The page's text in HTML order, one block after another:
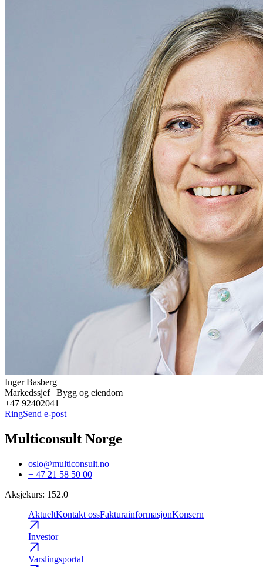
Inger Basberg
Markedssjef | Bygg og eiendom
+47 92402041
RingSend e-post
Multiconsult Norge
oslo@multiconsult.no
+ 47 21 58 50 00
Aksjekurs: 152.0
AktueltKontakt ossFakturainformasjonKonsern
Investor
Varslingsportal